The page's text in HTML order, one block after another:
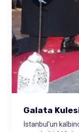
Galata
İstanbul'un